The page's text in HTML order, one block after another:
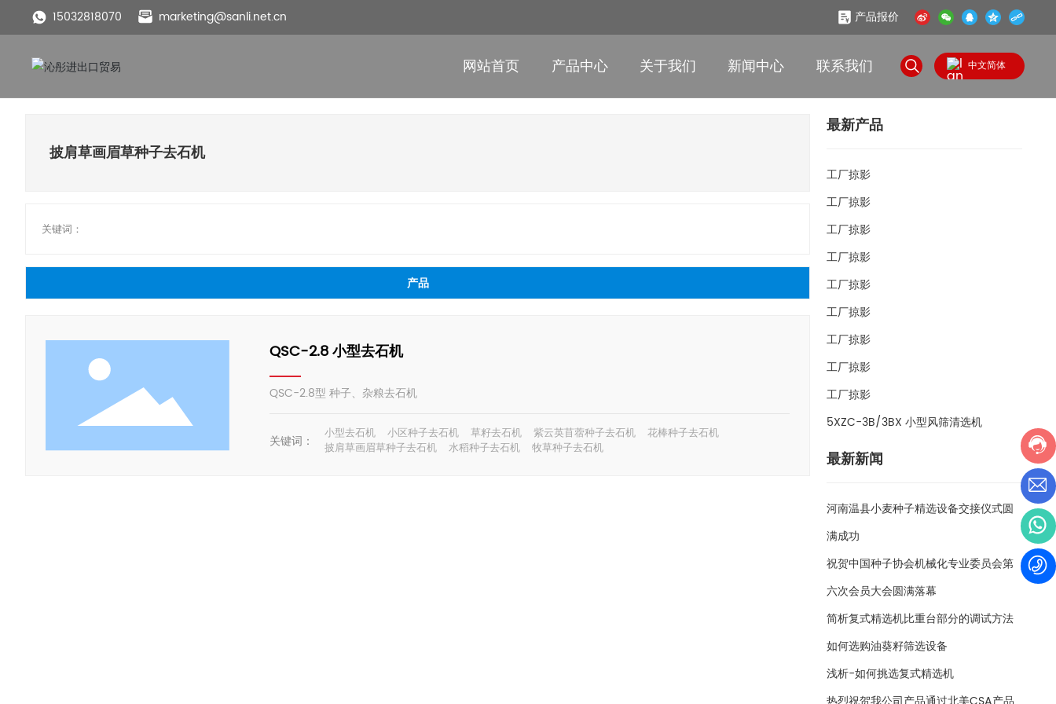
15032818070 marketing@sanli.net.cn 产品报价
网站首页 产品中心 关于我们 新闻中心 联系我们 中文简体
English
披肩草画眉草种子去石机
关键词：
产品
QSC-2.8 小型去石机
QSC-2.8型 种子、杂粮去石机
关键词： 小型去石机 小区种子去石机 草籽去石机 紫云英苜蓿种子去石机
花棒种子去石机
披肩草画眉草种子去石机
水稻种子去石机 牧草种子去石机
最新产品
工厂掠影
工厂掠影
工厂掠影
工厂掠影
工厂掠影
工厂掠影
工厂掠影
工厂掠影
工厂掠影
5XZC-3B/3BX 小型风筛清选机
最新新闻
河南温县小麦种子精选设备交接仪式圆
满成功
祝贺中国种子协会机械化专业委员会第
六次会员大会圆满落幕
简析复式精选机比重台部分的调试方法
如何选购油葵籽筛选设备
浅析-如何挑选复式精选机